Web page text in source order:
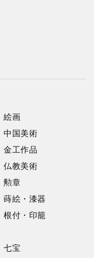
絵画
中国美術
金工作品
仏教美術
勲章
蒔絵・漆器
根付・印籠
七宝